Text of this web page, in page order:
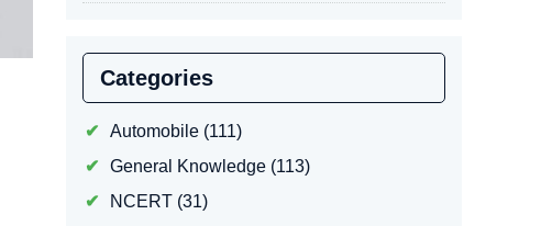
Categories
Automobile(111)
General Knowledge(113)
NCERT(31)